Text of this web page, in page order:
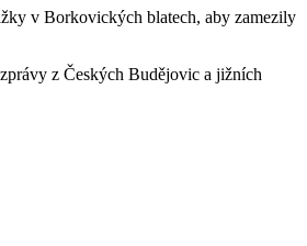
v Borkovických blatech, aby zamezily
z Českých Budějovic a jižních